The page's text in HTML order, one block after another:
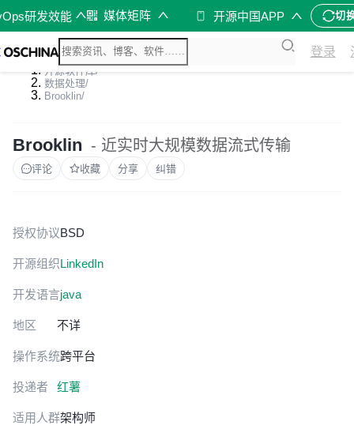
研发效能 媒体矩阵 开源中国APP 切
登录
开源软件库/
数据处理/
Brooklin/
Brooklin - 近实时大规模数据流式传输
评论 收藏 分享 纠错
授权协议BSD
开源组织LinkedIn
开发语言java
地区 不详
操作系统跨平台
投递者 红薯
适用人群架构师